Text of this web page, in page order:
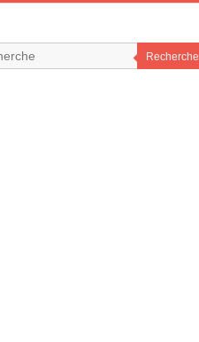
Recherche